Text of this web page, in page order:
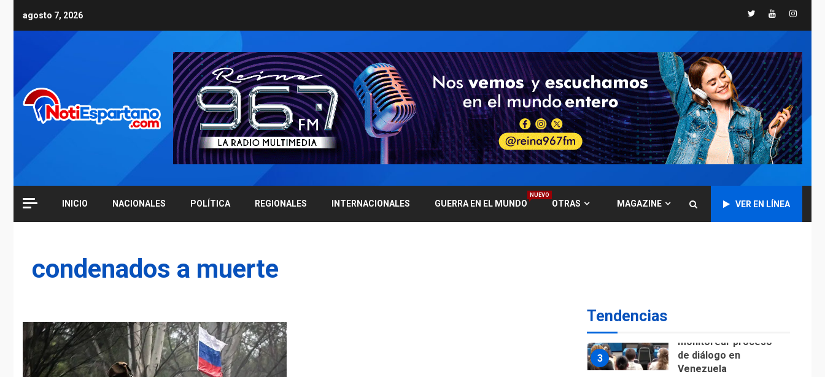
agosto 7, 2026 TwitterYoutube
INICIO NACIONALES POLÍTICA REGIONALES INTERNACIONALES GUERRA EN EL MUNDO
NUEVO
OTRAS MAGAZINE VER EN LÍNEA
condenados a muerte
Tendencias
7
GUERRA EN EL MUNDO
Ucrania y Rusia
intensifican
ofensivas de largo
alcance
NACIONALES
TITULARES
ÚLTIMA HORA
Instalan carpas
metálicas como
terminales
Aeropuerto de
3
monitorear proceso
de diálogo en
Venezuela